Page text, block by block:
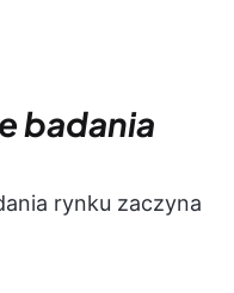
badania
rynku zaczyna